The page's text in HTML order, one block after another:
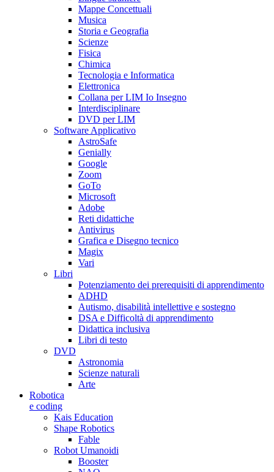
Mappe Concettuali
Musica
Storia e Geografia
Scienze
Fisica
Chimica
Tecnologia e Informatica
Elettronica
Collana per LIM Io Insegno
Interdisciplinare
DVD per LIM
Software Applicativo
AstroSafe
Genially
Google
Zoom
GoTo
Microsoft
Adobe
Reti didattiche
Antivirus
Grafica e Disegno tecnico
Magix
Vari
Libri
Potenziamento dei prerequisiti di apprendimento
ADHD
Autismo, disabilità intellettive e sostegno
DSA e Difficoltà di apprendimento
Didattica inclusiva
Libri di testo
DVD
Astronomia
Scienze naturali
Arte
Robotica
e coding
Kais Education
Shape Robotics
Fable
Robot Umanoidi
Booster